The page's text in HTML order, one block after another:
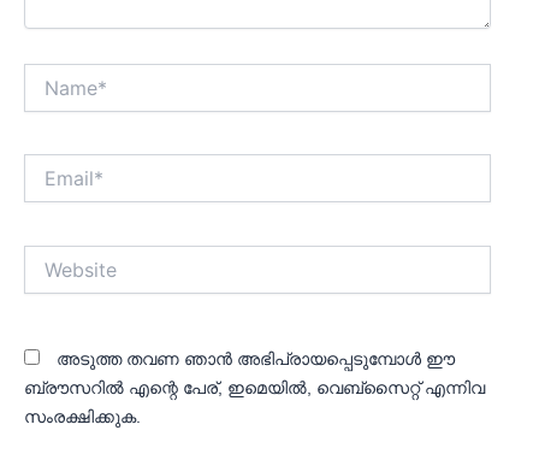
അടുത്ത തവണ ഞാൻ അഭിപ്രായപ്പെടുമ്പോൾ ഈ
ബ്രൗസറിൽ എന്റെ പേര്, ഇമെയിൽ, വെബ്സൈറ്റ് എന്നിവ
സംരക്ഷിക്കുക.